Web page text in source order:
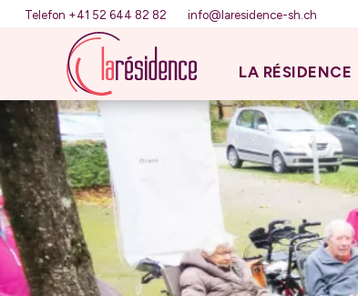
Telefon +41 52 644 82 82 info@laresidence-sh.ch
LA RÉSIDENCE